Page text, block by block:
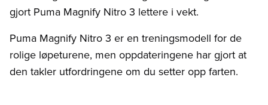
gjort Puma Magnify Nitro 3 lettere i vekt.
Puma Magnify Nitro 3 er en treningsmodell for de
rolige løpeturene, men oppdateringene har gjort at
den takler utfordringene om du setter opp farten.